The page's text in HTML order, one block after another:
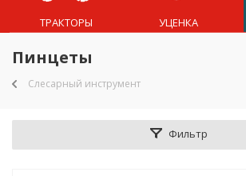
ТРАКТОРЫ УЦЕНКА
Пинцеты
Слесарный инструмент
Фильтр